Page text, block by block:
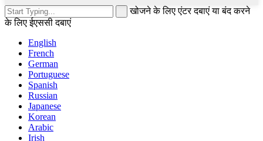
खोजने के लिए एंटर दबाएं या बंद करने
के लिए ईएससी दबाएं
English
French
German
Portuguese
Spanish
Russian
Japanese
Korean
Arabic
Irish